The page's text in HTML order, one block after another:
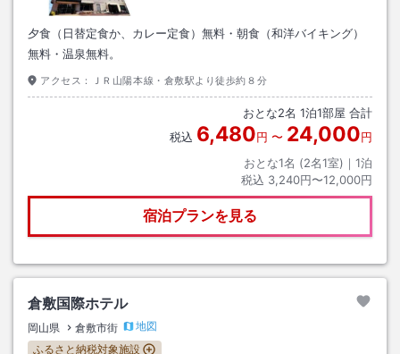
夕食（日替定食か、カレー定食）無料・朝食（和洋バイキング）
無料・温泉無料。
アクセス： ＪＲ山陽本線・倉敷駅より徒歩約８分
おとな2名 1泊1部屋 合計
税込 6,480円 〜 24,000円
おとな1名 (2名1室)｜ 1泊
税込 3,240円〜12,000円
宿泊プランを見る
倉敷国際ホテル
岡山県 倉敷市街
地図
ふるさと納税対象施設